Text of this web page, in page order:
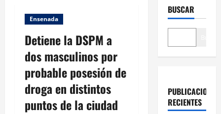
Ensenada
Detiene la DSPM a
dos masculinos por
probable posesión de
droga en distintos
puntos de la ciudad
BUSCAR
PUBLICACIONES
RECIENTES